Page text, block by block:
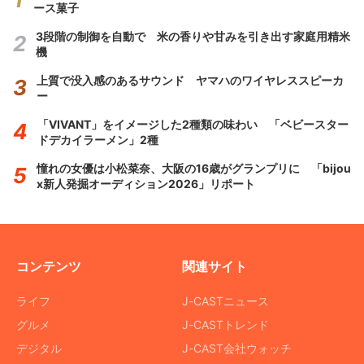
ース菓子
3段階の制御を自動で 米の香りや甘みを引き出す家庭用精米
機
上質で没入感のあるサウンド ヤマハのワイヤレススピーカ
ー
「VIVANT」をイメージした2種類の味わい 「ベビースター
ドデカイラーメン」2種
憧れの女優は小松菜奈、大阪の16歳がグランプリに 「bijou
x新人発掘オーディション2026」リポート
コンテンツ
ライフ
グルメ
デジタル
関連サイト
J-CASTニュース
J-CASTトレンド
J-CAST会社ウォッチ